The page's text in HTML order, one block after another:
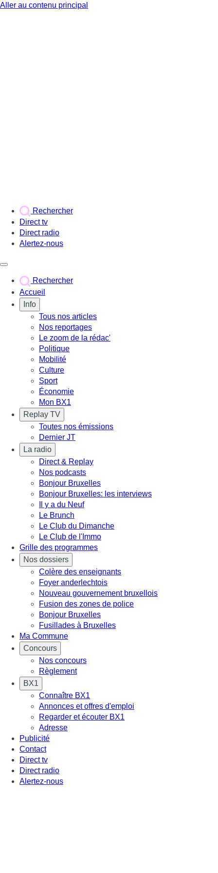
Aller au contenu principal
Rechercher
Direct tv
Direct radio
Alertez-nous
Rechercher
Accueil
Info
Tous nos articles
Nos reportages
Le zoom de la rédac'
Politique
Mobilité
Culture
Sport
Économie
Mon BX1
Replay TV
Toutes nos émissions
Dernier JT
La radio
Direct & Replay
Nos podcasts
Bonjour Bruxelles
Bonjour Bruxelles: les interviews
Il y a du Neuf
Le Brunch
Le Club du Dimanche
Le Club de l'Immo
Grille des programmes
Nos dossiers
Colère des enseignants
Foyer anderlechtois
Nouveau gouvernement bruxellois
Fusion des zones de police
Bonjour Bruxelles
Fusillades à Bruxelles
Ma Commune
Concours
Nos concours
Règlement
BX1
Connaître BX1
Annonces et offres d'emploi
Regarder et écouter BX1
Adresse
Publicité
Contact
Direct tv
Direct radio
Alertez-nous